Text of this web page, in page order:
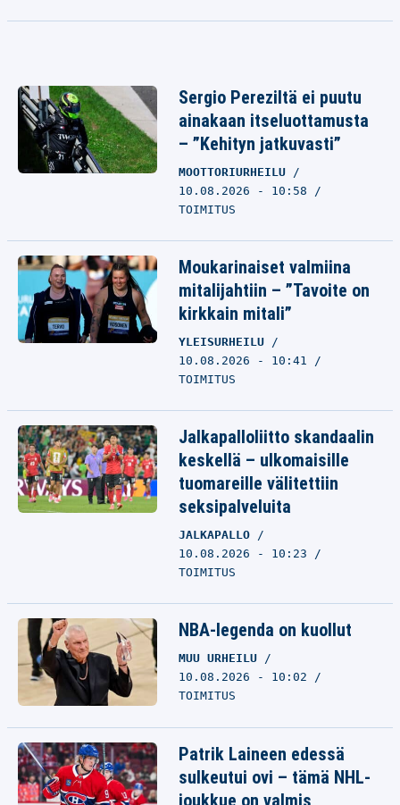
Sergio Pereziltä ei puutu
ainakaan itseluottamusta
– ”Kehityn jatkuvasti”
MOOTTORIURHEILU
10.08.2026 - 10:58
TOIMITUS
Moukarinaiset valmiina
mitalijahtiin – ”Tavoite on
kirkkain mitali”
YLEISURHEILU
10.08.2026 - 10:41
TOIMITUS
Jalkapalloliitto skandaalin
keskellä – ulkomaisille
tuomareille välitettiin
seksipalveluita
JALKAPALLO
10.08.2026 - 10:23
TOIMITUS
NBA-legenda on kuollut
MUU URHEILU
10.08.2026 - 10:02
TOIMITUS
Patrik Laineen edessä
sulkeutui ovi – tämä NHL-
joukkue on valmis